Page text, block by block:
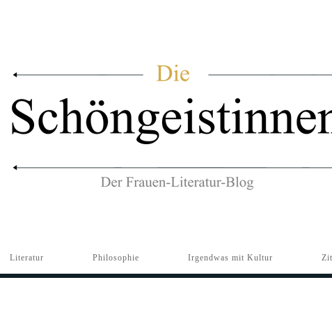
Literatur Philosophie Irgendwas mit Kultur